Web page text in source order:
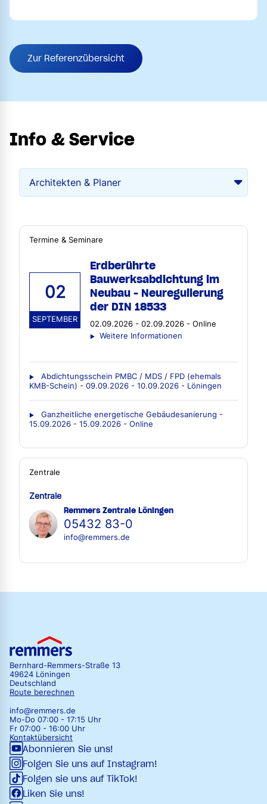
Zur Referenzübersicht
Info & Service
Termine & Seminare
02
SEPTEMBER
Erdberührte
Bauwerksabdichtung im
Neubau - Neuregulierung
der DIN 18533
02.09.2026 - 02.09.2026 - Online
Weitere Informationen
Abdichtungsschein PMBC / MDS / FPD (ehemals
KMB-Schein) - 09.09.2026 - 10.09.2026 - Löningen
Ganzheitliche energetische Gebäudesanierung -
15.09.2026 - 15.09.2026 - Online
Zentrale
Zentrale
Remmers Zentrale Löningen
05432 83-0
info@remmers.de
Bernhard-Remmers-Straße 13
49624 Löningen
Deutschland
Route berechnen
info@remmers.de
Mo-Do 07:00 - 17:15 Uhr
Fr 07:00 - 16:00 Uhr
Kontaktübersicht
Abonnieren Sie uns!
Folgen Sie uns auf Instagram!
Folgen sie uns auf TikTok!
Liken Sie uns!